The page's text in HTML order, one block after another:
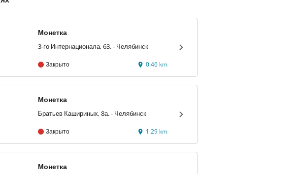
Монетка
3-го Интернационала, 63. - Челябинск
Закрыто 0.46 km
Монетка
Братьев Кашириных, 8а. - Челябинск
Закрыто 1.29 km
Монетка